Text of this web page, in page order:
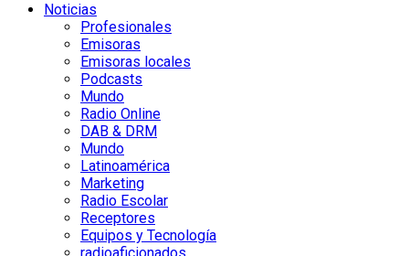
Noticias
Profesionales
Emisoras
Emisoras locales
Podcasts
Mundo
Radio Online
DAB & DRM
Mundo
Latinoamérica
Marketing
Radio Escolar
Receptores
Equipos y Tecnología